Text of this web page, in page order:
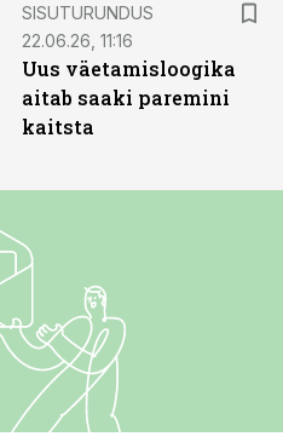
SISUTURUNDUS
22.06.26, 11:16
Uus väetamisloogika
aitab saaki paremini
kaitsta